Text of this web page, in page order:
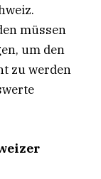
müssen
um den
zu werden